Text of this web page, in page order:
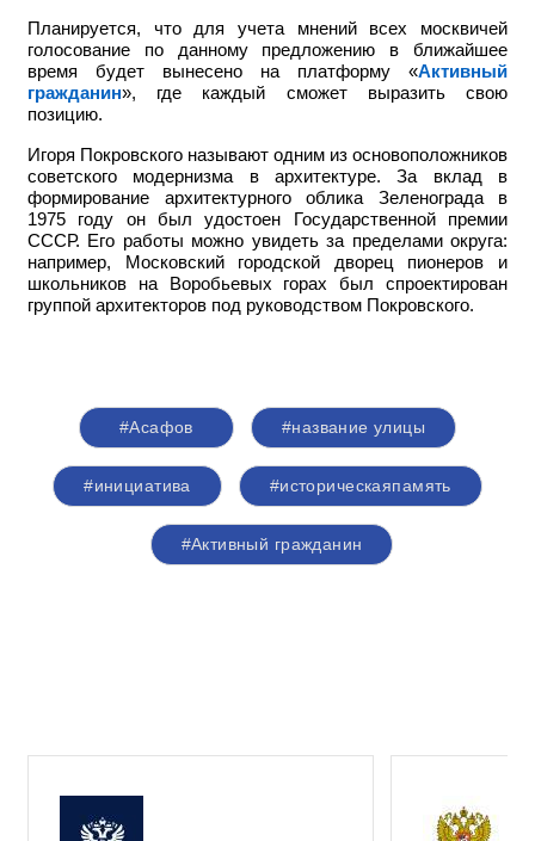
Планируется, что для учета мнений всех москвичей
голосование по данному предложению в ближайшее
время будет вынесено на платформу «Активный
гражданин», где каждый сможет выразить свою
позицию.
Игоря Покровского называют одним из основоположников
советского модернизма в архитектуре. За вклад в
формирование архитектурного облика Зеленограда в
1975 году он был удостоен Государственной премии
СССР. Его работы можно увидеть за пределами округа:
например,
Московский городской дворец пионеров и
школьников на Воробьевых горах был спроектирован
группой архитекторов под руководством Покровского.
#Асафов #название улицы
#инициатива #историческаяпамять
#Активный гражданин